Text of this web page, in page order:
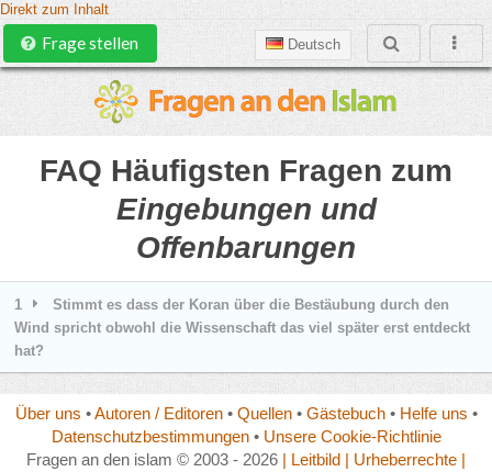
Direkt zum Inhalt
Deutsch
Frage stellen
FAQ Häufigsten Fragen zum
Eingebungen und
Offenbarungen
1
Stimmt es dass der Koran über die Bestäubung durch den
Wind spricht obwohl die Wissenschaft das viel später erst entdeckt
hat?
Über uns •Autoren / Editoren• Quellen• Gästebuch• Helfe uns •
Datenschutzbestimmungen• Unsere Cookie-Richtlinie
Fragen an den islam © 2003 - 2026
| Leitbild | Urheberrechte